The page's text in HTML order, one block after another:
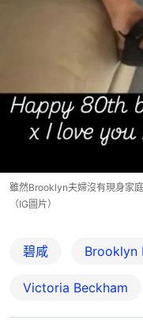
雖然Brooklyn夫婦沒有現身家
（IG圖片）
碧咸 Brooklyn
Victoria Beckham